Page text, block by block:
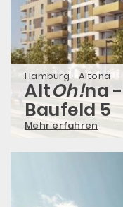
Hamburg - Altona
AltOh!na -
Baufeld 5
Mehr erfahren